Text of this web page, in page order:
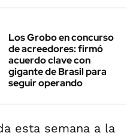
Los Grobo en concurso
de acreedores: firmó
acuerdo clave con
gigante de Brasil para
seguir operando
esta semana a la